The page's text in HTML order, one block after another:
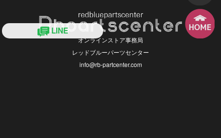
LINE
オンラインストア事務局
レッドブルーパーツセンター
info@rb-partcenter.com